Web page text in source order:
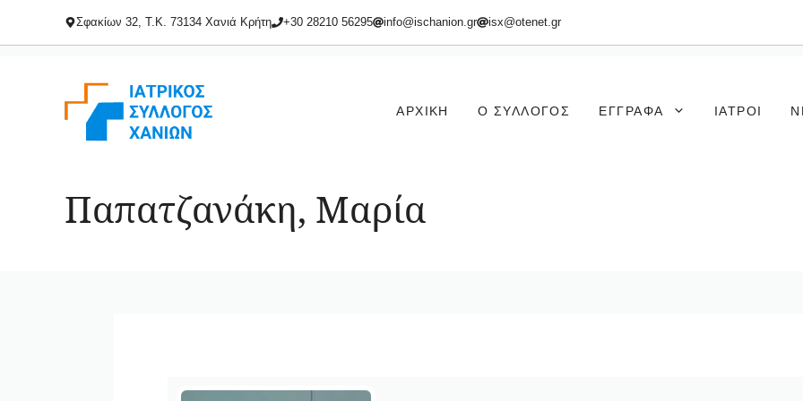
Σφακίων 32, Τ.Κ. 73134 Χανιά Κρήτη +30 28210 56295 info@ischanion.gr isx@otenet.gr
ΑΡΧΙΚΉ Ο ΣΎΛΛΟΓΟΣ ΈΓΓΡΑΦΑ ΙΑΤΡΟΊ
Παπατζανάκη, Μαρία